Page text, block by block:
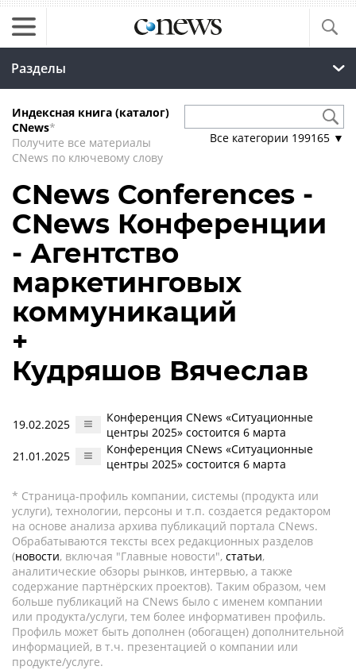
Разделы
Индексная книга (каталог)
CNews*
Получите все материалы
CNews по ключевому слову
Все категории 199165 ▼
CNews Conferences -
CNews Конференции
- Агентство
маркетинговых
коммуникаций
+
Кудряшов Вячеслав
19.02.2025
Конференция CNews «Ситуационные
центры 2025» состоится 6 марта
21.01.2025
Конференция CNews «Ситуационные
центры 2025» состоится 6 марта
* Страница-профиль компании, системы (продукта или
услуги), технологии, персоны и т.п. создается редактором
на основе анализа архива публикаций портала CNews.
Обрабатываются тексты всех редакционных разделов
(новости, включая "Главные новости", статьи,
аналитические обзоры рынков, интервью, а также
содержание партнёрских проектов). Таким образом, чем
больше публикаций на CNews было с именем компании
или продукта/услуги, тем более информативен профиль.
Профиль может быть дополнен (обогащен) дополнительной
информацией, в т.ч. презентацией о компании или
продукте/услуге.